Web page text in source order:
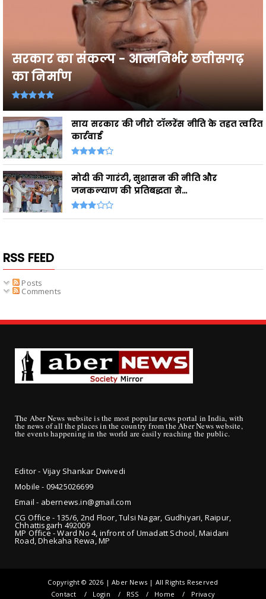
सरकार का संकल्प - आत्मनिर्भर छत्तीसगढ़
का निर्माण
साय सरकार की जीरो टॉलरेंस नीति के तहत त्वरित
कार्रवाई
मोदी की गारंटी, सुशासन की नीति और
जनकल्याण की प्रतिबद्धता से...
RSS FEED
Posts
Comments
The Aber News website is the most popular news portal in India, with
the news of all the places in the country from the Aber News website,
the events happening in the world are easily reaching the public.
Editor - Vijay Shankar Dwivedi
Mobile - 09425026699
Email - abernews.in@gmail.com
CG Office - 135/6, 2nd Floor, Tulsi Nagar, Gudhiyari, Raipur,
Chhattisgarh 492009
MP Office - Ward No 4, infront of Umadatt School, Maidani
Road, Dhekaha Rewa, MP
Copyright © 2026 | Aber News | All Rights Reserved
Contact
Login RSS Home Privacy